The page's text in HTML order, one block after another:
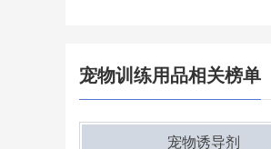
宠物训练用品相关榜单
宠物诱导剂